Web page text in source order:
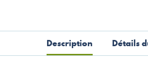
Description Détails